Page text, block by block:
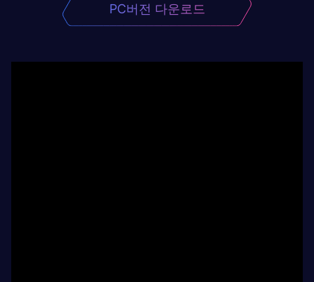
PC버전 다운로드